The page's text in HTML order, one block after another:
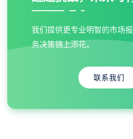
我们提供更专业明智的市场
务决策锦上添花。
联系我们